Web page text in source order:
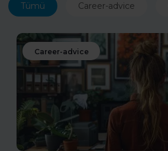
Tümü Career-advice
Career-advice